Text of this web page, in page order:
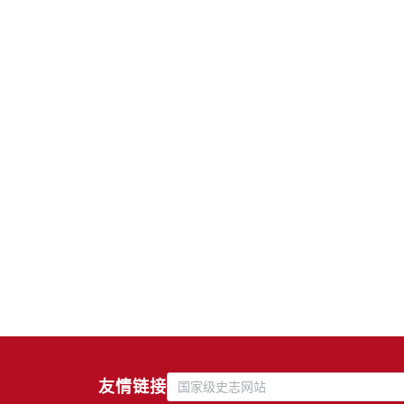
友情链接 国家级史志网站